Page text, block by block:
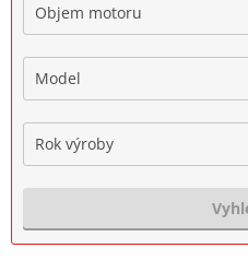
Objem motoru
Model
Rok výroby